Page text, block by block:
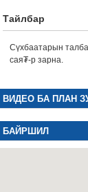
Тайлбар
Сүхбаатарын
сая₮-р зарна.
ВИДЕО БА ПЛАН
БАЙРШИЛ